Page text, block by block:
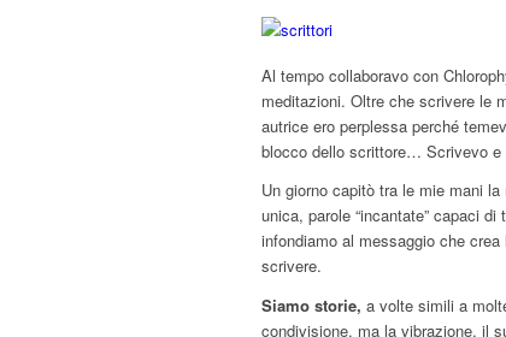
Al tempo collaboravo con
meditazioni. Oltre che scrivere le
autrice ero perplessa perché
blocco dello scrittore… Scrivevo e
Un giorno capitò tra le mie mani
unica, parole “incantate” capaci
infondiamo al messaggio che
scrivere.
Siamo storie, a volte simili a
condivisione, ma la vibrazione, il